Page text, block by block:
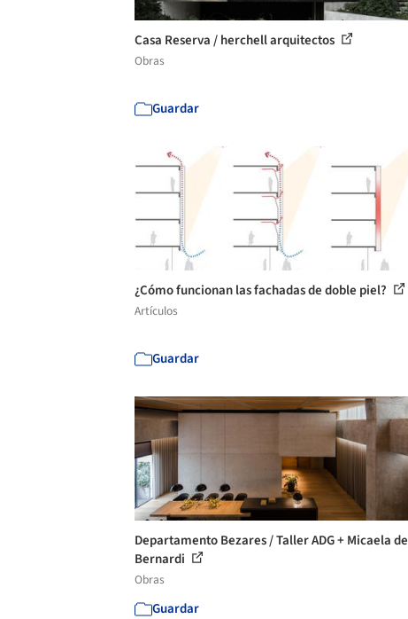
Casa Reserva / herchell arquitectos
Obras
Guardar
¿Cómo funcionan las fachadas de doble piel?
Artículos
Guardar
Departamento Bezares / Taller ADG + Micaela de
Bernardi
Obras
Guardar